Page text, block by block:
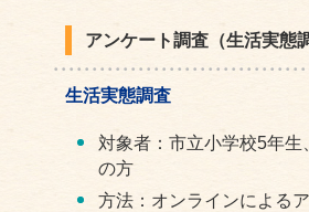
アンケート調査（生活実態
生活実態調査
対象者：市立小学校5年
の方
方法：オンラインによる